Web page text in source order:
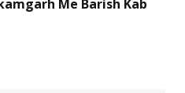
Me Barish Kab